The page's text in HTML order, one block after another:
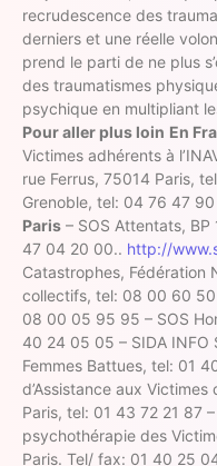
recrudescence des
derniers et une réelle
prend le parti de ne plus
des traumatismes
psychique en multipliant
Pour aller plus loin En
Victimes adhérents à
rue Ferrus, 75014 Paris,
Grenoble, tel: 04 76 47
Paris – SOS Attentats,
47 04 20 00.. http://
Catastrophes, Fédération
collectifs, tel: 08 00 60 50
08 00 05 95 95 – SOS
40 24 05 05 – SIDA
Femmes Battues, tel: 01
d’Assistance aux
Paris, tel: 01 43 72 21 87
psychothérapie des
Paris. Tel/ fax: 01 40 25